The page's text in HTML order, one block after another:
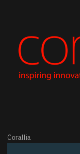
Corallia